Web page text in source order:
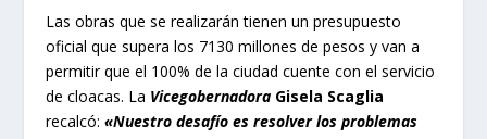
Las obras que se realizarán tienen un presupuesto
oficial que supera los 7130 millones de pesos y van a
permitir que el 100% de la ciudad cuente con el servicio
de cloacas. La Vicegobernadora Gisela Scaglia
recalcó: «Nuestro desafío es resolver los problemas